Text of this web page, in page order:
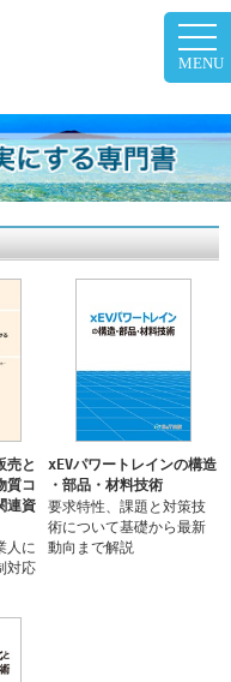
MENU
売と
質コ
連資
人に
対応
xEVパワートレインの構造
・部品・材料技術
要求特性、課題と対策技
術について基礎から最新
動向まで解説